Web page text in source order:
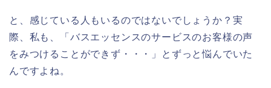
と、感じている人もいるのではないでしょうか？実
際、私も、「バスエッセンスのサービスのお客様の声
をみつけることができず・・・」とずっと悩んでいた
んですよね。